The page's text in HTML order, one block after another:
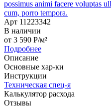
possimus animi facere voluptas
cum, porro tempora.
Арт 11223342
В наличии
от 3 590 P/м²
Подробнее
Описание
Основные хар-ки
Инструкции
Техническая спец-я
Калькулятор расхода
Отзывы